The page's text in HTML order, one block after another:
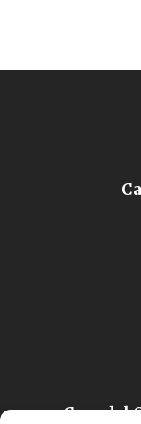
Casa del